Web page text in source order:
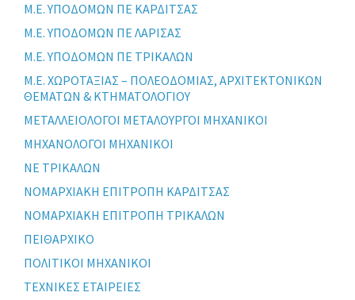
Μ.Ε. ΥΠΟΔΟΜΩΝ ΠΕ ΚΑΡΔΙΤΣΑΣ
Μ.Ε. ΥΠΟΔΟΜΩΝ ΠΕ ΛΑΡΙΣΑΣ
Μ.Ε. ΥΠΟΔΟΜΩΝ ΠΕ ΤΡΙΚΑΛΩΝ
Μ.Ε. ΧΩΡΟΤΑΞΙΑΣ – ΠΟΛΕΟΔΟΜΙΑΣ, ΑΡΧΙΤΕΚΤΟΝΙΚΩΝ
ΘΕΜΑΤΩΝ & ΚΤΗΜΑΤΟΛΟΓΙΟΥ
ΜΕΤΑΛΛΕΙΟΛΟΓΟΙ ΜΕΤΑΛΟΥΡΓΟΙ ΜΗΧΑΝΙΚΟΙ
ΜΗΧΑΝΟΛΟΓΟΙ ΜΗΧΑΝΙΚΟΙ
ΝΕ ΤΡΙΚΑΛΩΝ
ΝΟΜΑΡΧΙΑΚΗ ΕΠΙΤΡΟΠΗ ΚΑΡΔΙΤΣΑΣ
ΝΟΜΑΡΧΙΑΚΗ ΕΠΙΤΡΟΠΗ ΤΡΙΚΑΛΩΝ
ΠΕΙΘΑΡΧΙΚΟ
ΠΟΛΙΤΙΚΟΙ ΜΗΧΑΝΙΚΟΙ
ΤΕΧΝΙΚΕΣ ΕΤΑΙΡΕΙΕΣ